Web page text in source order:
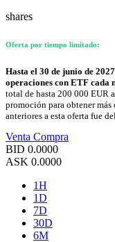
shares
Oferta por tiempo limitado:
Hasta el 30 de junio de
operaciones con ETF cada
total de hasta 200 000 EUR
promoción para obtener
anteriores a esta oferta fue
Venta Compra
BID 0.0000
ASK 0.0000
1H
1D
7D
30D
6M